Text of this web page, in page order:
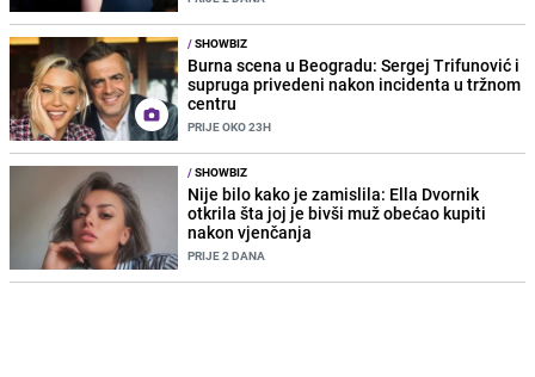
/SHOWBIZ
Burna scena u Beogradu: Sergej Trifunović i
supruga privedeni nakon incidenta u tržnom
centru
PRIJE OKO 23H
/SHOWBIZ
Nije bilo kako je zamislila: Ella Dvornik
otkrila šta joj je bivši muž obećao kupiti
nakon vjenčanja
PRIJE 2 DANA